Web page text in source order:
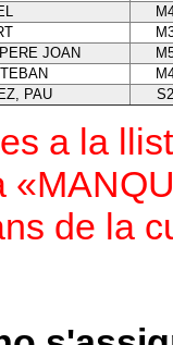
JOAN
PAU
a la
de la